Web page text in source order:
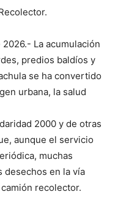
La acumulación
predios baldíos y
se ha convertido
urbana, la salud
2000 y de otras
aunque el servicio
muchas
desechos en la vía
recolector.